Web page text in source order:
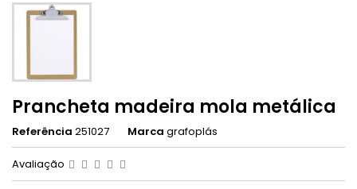
Prancheta madeira mola metálica
Referência 251027 Marca grafoplás
Avaliação